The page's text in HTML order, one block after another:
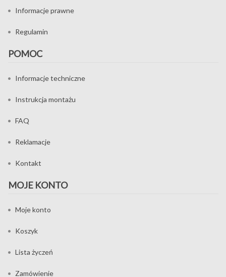
Informacje prawne
Regulamin
POMOC
Informacje techniczne
Instrukcja montażu
FAQ
Reklamacje
Kontakt
MOJE KONTO
Moje konto
Koszyk
Lista życzeń
Zamówienie